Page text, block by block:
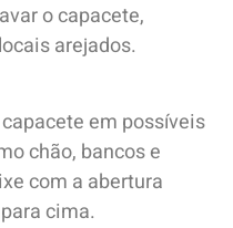
o capacete,
arejados.
em possíveis
chão, bancos e
com a abertura
cima.